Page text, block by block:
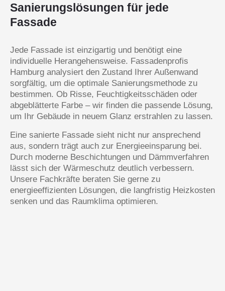
Sanierungslösungen für jede
Fassade
Jede Fassade ist einzigartig und benötigt eine
individuelle Herangehensweise. Fassadenprofis
Hamburg analysiert den Zustand Ihrer Außenwand
sorgfältig, um die optimale Sanierungsmethode zu
bestimmen. Ob Risse, Feuchtigkeitsschäden oder
abgeblätterte Farbe – wir finden die passende Lösung,
um Ihr Gebäude in neuem Glanz erstrahlen zu lassen.
Eine sanierte Fassade sieht nicht nur ansprechend
aus, sondern trägt auch zur Energieeinsparung bei.
Durch moderne Beschichtungen und Dämmverfahren
lässt sich der Wärmeschutz deutlich verbessern.
Unsere Fachkräfte beraten Sie gerne zu
energieeffizienten Lösungen, die langfristig Heizkosten
senken und das Raumklima optimieren.